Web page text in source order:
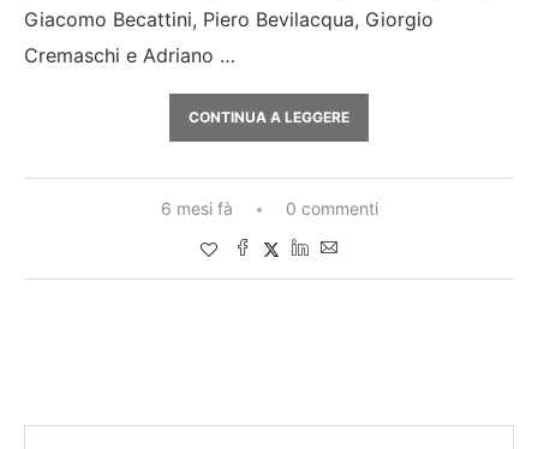
Giacomo Becattini, Piero Bevilacqua, Giorgio
Cremaschi e Adriano …
CONTINUA A LEGGERE
6 mesi fà 0 commenti